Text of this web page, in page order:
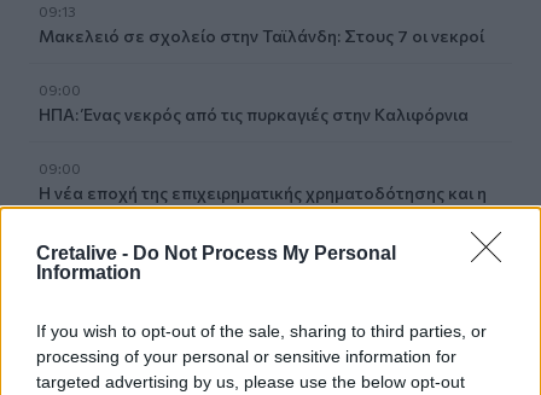
Cretalive - Do Not Process My Personal
Information
If you wish to opt-out of the sale, sharing to third parties, or
processing of your personal or sensitive information for
targeted advertising by us, please use the below opt-out
09:13
Μακελειό σε σχολείο στην Ταϊλάνδη: Στους 7 οι νεκροί
09:00
ΗΠΑ: Ένας νεκρός από τις πυρκαγιές στην Καλιφόρνια
09:00
Η νέα εποχή της επιχειρηματικής χρηματοδότησης και η
08:54
08:50